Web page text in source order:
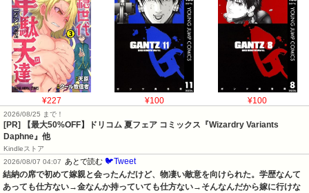
¥227 ¥100 ¥100
2026/08/25 まで！
[PR]
【最大50%OFF】ドリコム 夏フェア コミックス『Wizardry Variants
Daphne』他
Kindleストア
2026/08/07 04:07
あとで読む 🐦Tweet
結納の席で初めて嫁親と会ったんだけど、物凄い敵意を向けられた。学歴なんて
あっても仕方ない→金なんか持っていても仕方ない→そんなんだから嫁に行けな